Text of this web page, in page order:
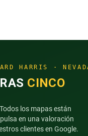
HARRIS ·
CINCO
Todos los mapas están
en una valoración
clientes en Google.